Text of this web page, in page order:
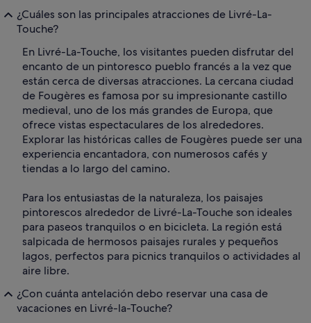
¿Cuáles son las principales atracciones de Livré-La-
Touche?
En Livré-La-Touche, los visitantes pueden disfrutar del
encanto de un pintoresco pueblo francés a la vez que
están cerca de diversas atracciones. La cercana ciudad
de Fougères es famosa por su impresionante castillo
medieval, uno de los más grandes de Europa, que
ofrece vistas espectaculares de los alrededores.
Explorar las históricas calles de Fougères puede ser una
experiencia encantadora, con numerosos cafés y
tiendas a lo largo del camino.
Para los entusiastas de la naturaleza, los paisajes
pintorescos alrededor de Livré-La-Touche son ideales
para paseos tranquilos o en bicicleta. La región está
salpicada de hermosos paisajes rurales y pequeños
lagos, perfectos para picnics tranquilos o actividades al
aire libre.
¿Con cuánta antelación debo reservar una casa de
vacaciones en Livré-la-Touche?